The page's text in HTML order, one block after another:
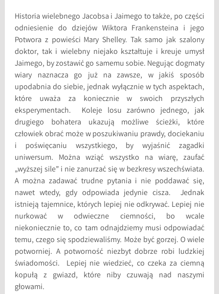
Historia wielebnego Jacobsa i Jaimego to także, po części
odniesienie do dziejów Wiktora Frankensteina i jego
Potwora z powieści Mary Shelley. Tak samo jak szalony
doktor, tak i wielebny niejako kształtuje i kreuje umysł
Jaimego, by zostawić go samemu sobie. Negując dogmaty
wiary naznacza go już na zawsze, w jakiś sposób
upodabnia do siebie, jednak wyłącznie w tych aspektach,
które uważa za koniecznie w swoich przyszłych
eksperymentach. Koleje losu zarówno jednego, jak
drugiego bohatera ukazują możliwe ścieżki, które
człowiek obrać może w poszukiwaniu prawdy, dociekaniu
i poświęcaniu wszystkiego, by wyjaśnić zagadki
uniwersum. Można wziąć wszystko na wiarę, zaufać
„wyższej sile” i nie zanurzać się w bezkresy wszechświata.
A można zadawać trudne pytania i nie poddawać się,
nawet wtedy, gdy odpowiada jedynie cisza. Jednak
istnieją tajemnice, których lepiej nie odkrywać. Lepiej nie
nurkować w odwieczne ciemności, bo wcale
niekoniecznie to, co tam odnajdziemy musi odpowiadać
temu, czego się spodziewaliśmy. Może być gorzej. O wiele
potworniej. A potworność niezbyt dobrze robi ludzkiej
świadomości. Lepiej nie wiedzieć, co czeka za ciemną
kopułą z gwiazd, które niby czuwają nad naszymi
głowami.